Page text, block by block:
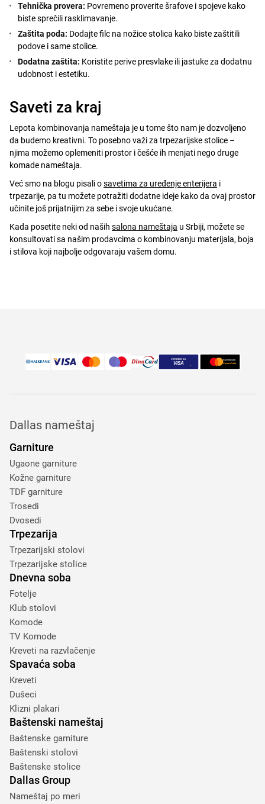
Tehnička provera: Povremeno proverite šrafove i spojeve kako
biste sprečili rasklimavanje.
Zaštita poda: Dodajte filc na nožice stolica kako biste zaštitili
podove i same stolice.
Dodatna zaštita: Koristite perive presvlake ili jastuke za dodatnu
udobnost i estetiku.
Saveti za kraj
Lepota kombinovanja nameštaja je u tome što nam je dozvoljeno
da budemo kreativni. To posebno važi za trpezarijske stolice –
njima možemo oplemeniti prostor i češće ih menjati nego druge
komade nameštaja.
Već smo na blogu pisali osavetima za uređenje enterijera i
trpezarije, pa tu možete potražiti dodatne ideje kako da ovaj prostor
učinite još prijatnijim za sebe i svoje ukućane.
Kada posetite neki od naših salona nameštaja u Srbiji, možete se
konsultovati sa našim prodavcima o kombinovanju materijala, boja
i stilova koji najbolje odgovaraju vašem domu.
Dallas nameštaj
Garniture
Ugaone garniture
Kožne garniture
TDF garniture
Trosedi
Dvosedi
Trpezarija
Trpezarijski stolovi
Trpezarijske stolice
Dnevna soba
Fotelje
Klub stolovi
Komode
TV Komode
Kreveti na razvlačenje
Spavaća soba
Kreveti
Dušeci
Klizni plakari
Baštenski nameštaj
Baštenske garniture
Baštenski stolovi
Baštenske stolice
Dallas Group
Nameštaj po meri